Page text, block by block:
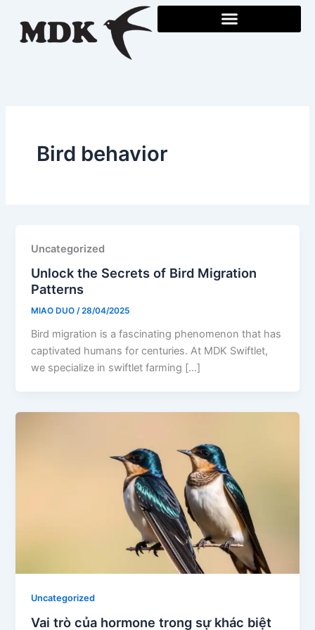
content
Bird behavior
Uncategorized
Unlock the Secrets of Bird Migration
Patterns
MIAO DUO/28/04/2025
Bird migration is a fascinating phenomenon that has
captivated humans for centuries. At MDK Swiftlet,
we specialize in swiftlet farming […]
Uncategorized
Vai trò của hormone trong sự khác biệt